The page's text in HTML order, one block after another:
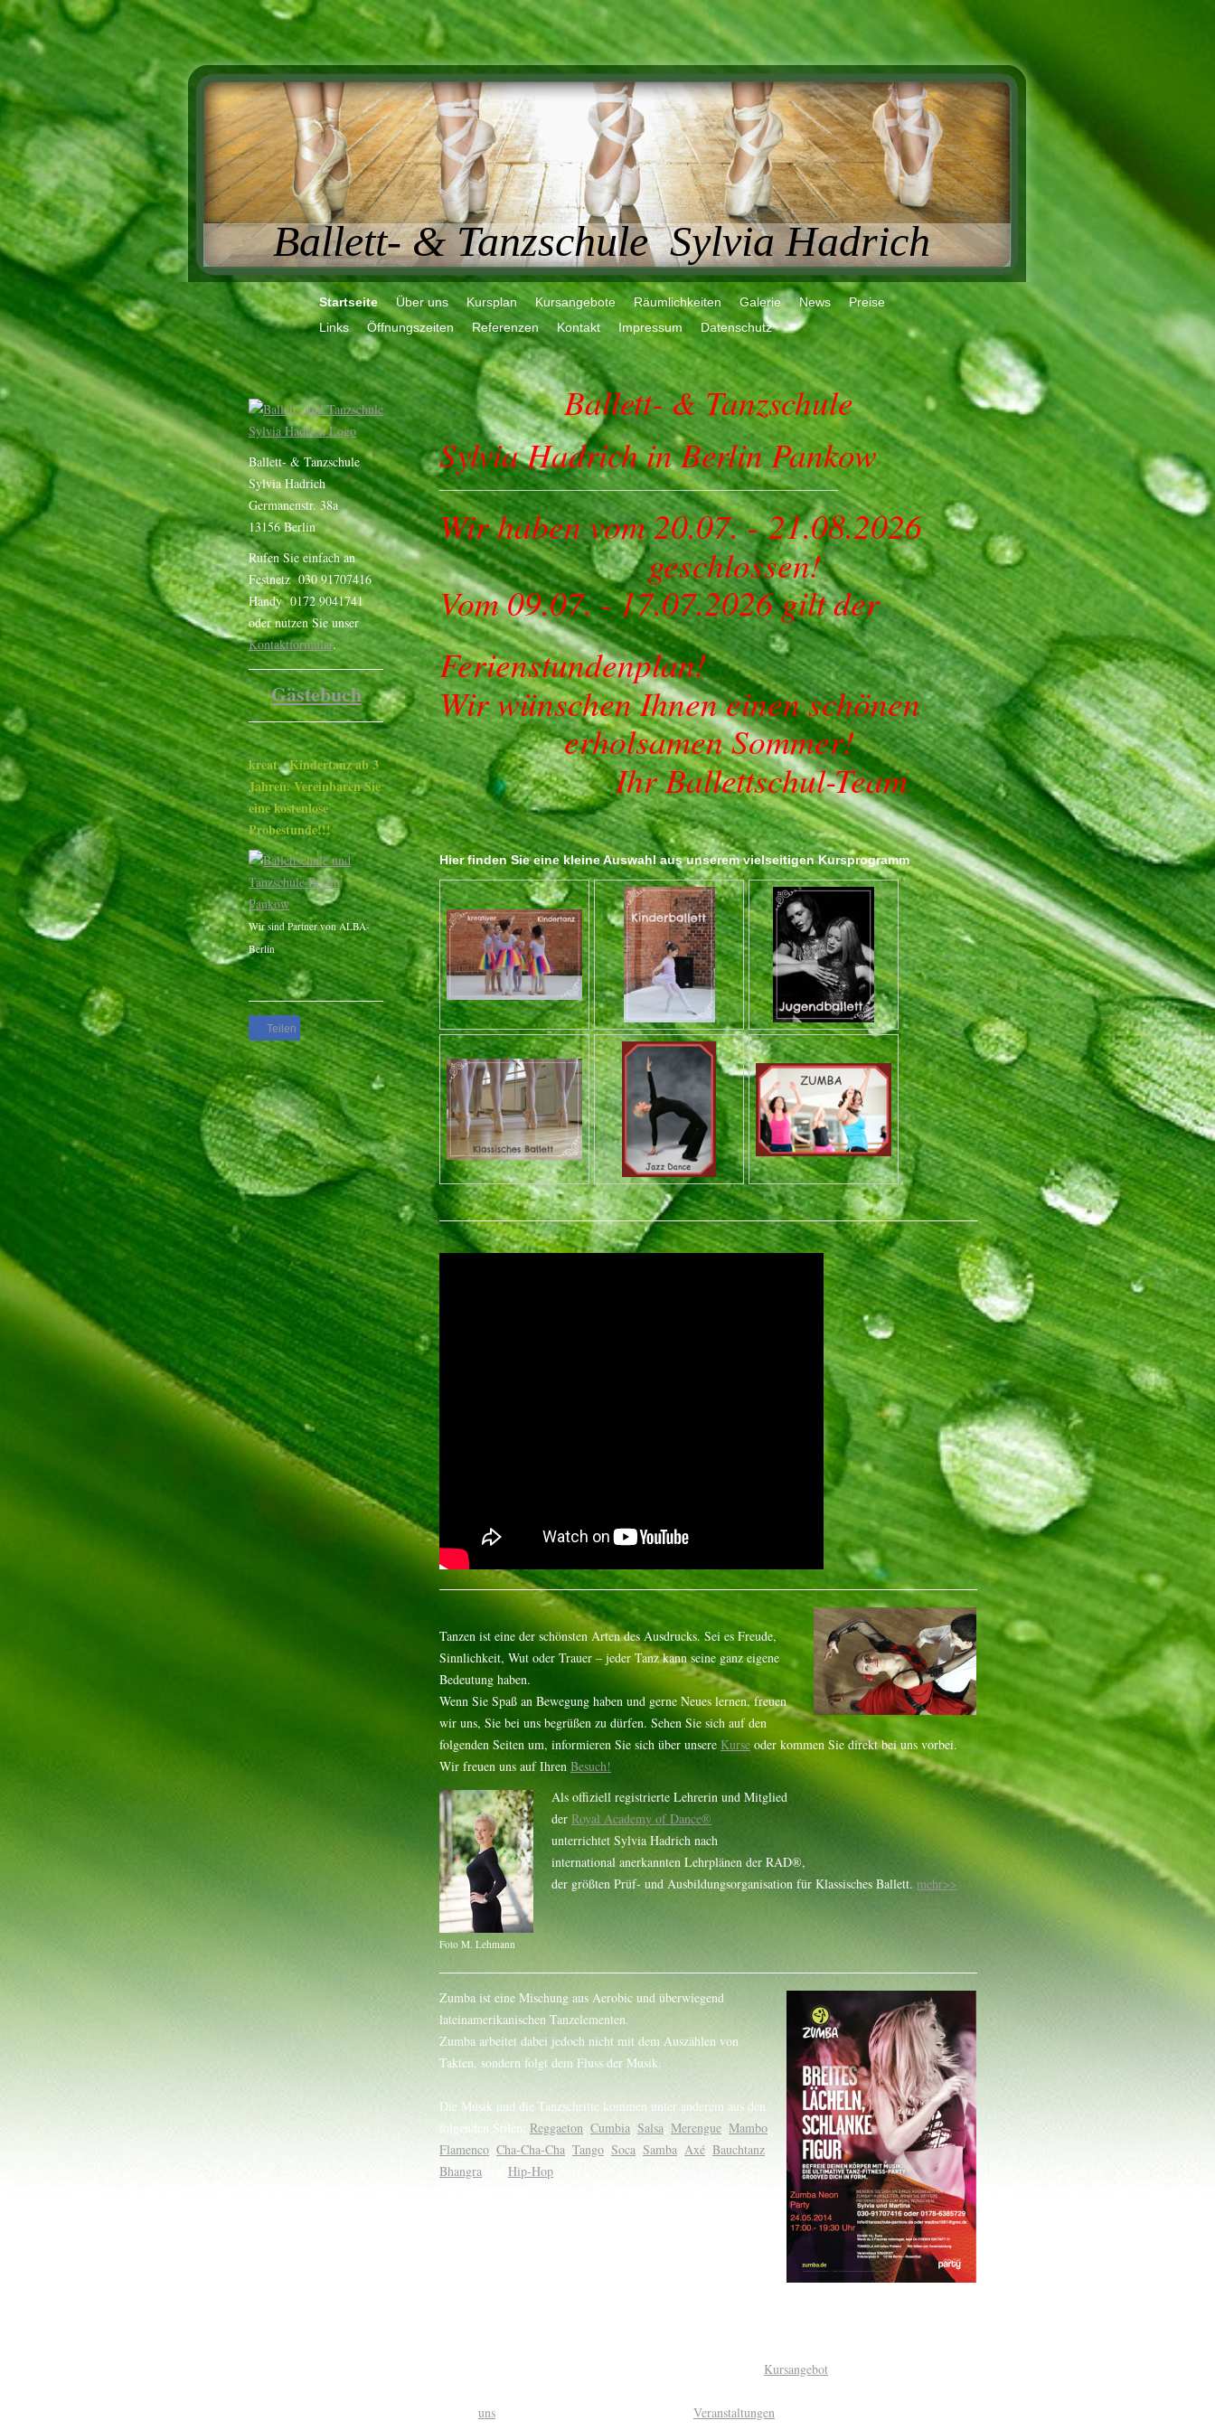
Ballett- & Tanzschule Sylvia Hadrich
Startseite Über uns Kursplan Kursangebote Räumlichkeiten Galerie News
Preise
Links
Öffnungszeiten Referenzen Kontakt Impressum Datenschutz
Ballett- & Tanzschule
Sylvia Hadrich in Berlin Pankow
_______________________________________________________________
Wir haben vom 20.07. -21.08.2026
geschlossen!
Vom 09.07. - 17.07.2026 gilt der
Ferienstundenplan!
Wir wünschen Ihnen einen schönen
erholsamen Sommer!
Ihr Ballettschul-Team
Hier finden Sie eine kleine Auswahl aus unserem vielseitigen Kursprogramm
Tanzen ist eine der schönsten Arten des Ausdrucks. Sei es Freude,
Sinnlichkeit, Wut oder Trauer – jeder Tanz kann seine ganz eigene
Bedeutung haben.
Wenn Sie Spaß an Bewegung haben und gerne Neues lernen, freuen
wir uns, Sie bei uns begrüßen zu dürfen. Sehen Sie sich auf den
folgenden Seiten um, informieren Sie sich über unsere Kurse oder kommen Sie direkt bei uns vorbei.
Wir freuen uns auf Ihren Besuch!
Foto M. Lehmann
Als offiziell registrierte Lehrerin und Mitglied
der Royal Academy of Dance®
unterrichtet Sylvia Hadrich nach
international anerkannten Lehrplänen der RAD®,
der größten Prüf- und Ausbildungsorganisation für Klassisches Ballett. mehr>>
Zumba ist eine Mischung aus Aerobic und überwiegend
lateinamerikanischen Tanzelementen.
Zumba arbeitet dabei jedoch nicht mit dem Auszählen von
Takten, sondern folgt dem Fluss der Musik.
Die Musik und die Tanzschritte kommen unter anderem aus den
folgenden Stilen: Reggaeton, Cumbia, Salsa, Merengue, Mambo,
Flamenco Cha-Cha-Cha Tango Soca Samba Axé Bauchtanz
Bhangra
Hip-Hop
Kursangebot
uns Veranstaltungen
Ballett- & Tanzschule
Sylvia Hadrich
Germanenstr. 38a
13156 Berlin
Rufen Sie einfach an
Festnetz 030 91707416
Handy 0172 9041741
oder nutzen Sie unser
Kontaktformular.
Gästebuch
kreat. Kindertanz ab 3
Jahren. Vereinbaren Sie
eine kostenlose
Probestunde!!!
Wir sind Partner von ALBA-
Berlin
Teilen